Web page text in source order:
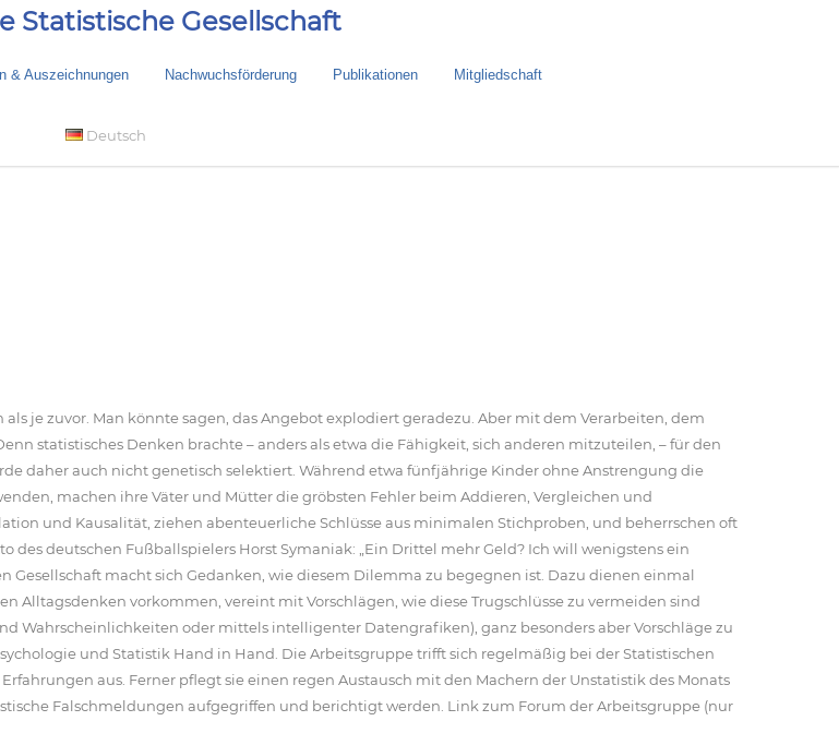
& Auszeichnungen Nachwuchsförderung Publikationen Mitgliedschaft
Deutsch
je zuvor. Man könnte sagen, das Angebot explodiert geradezu. Aber mit dem Verarbeiten, dem
statistisches Denken brachte – anders als etwa die Fähigkeit, sich anderen mitzuteilen, – für den
daher auch nicht genetisch selektiert. Während etwa fünfjährige Kinder ohne Anstrengung die
machen ihre Väter und Mütter die gröbsten Fehler beim Addieren, Vergleichen und
und Kausalität, ziehen abenteuerliche Schlüsse aus minimalen Stichproben, und beherrschen oft
deutschen Fußballspielers Horst Symaniak: „Ein Drittel mehr Geld? Ich will wenigstens ein
Gesellschaft macht sich Gedanken, wie diesem Dilemma zu begegnen ist. Dazu dienen einmal
Alltagsdenken vorkommen, vereint mit Vorschlägen, wie diese Trugschlüsse zu vermeiden sind
Wahrscheinlichkeiten oder mittels intelligenter Datengrafiken), ganz besonders aber Vorschläge zu
und Statistik Hand in Hand. Die Arbeitsgruppe trifft sich regelmäßig bei der Statistischen
aus. Ferner pflegt sie einen regen Austausch mit den Machern der Unstatistik des Monats
Falschmeldungen aufgegriffen und berichtigt werden. Link zum Forum der Arbeitsgruppe (nur